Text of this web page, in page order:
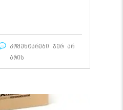
კომენტარები ჯერ არ
არის